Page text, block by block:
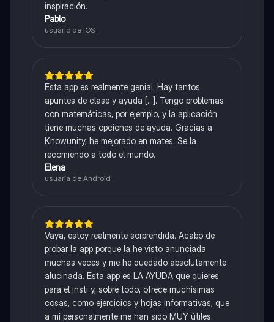
inspiración.
Pablo
usuario de iOS
Esta app es realmente genial. Hay tantos
apuntes de clase y ayuda [...]. Tengo problemas
con matemáticas, por ejemplo, y la aplicación
tiene muchas opciones de ayuda. Gracias a
Knowunity, he mejorado en mates. Se la
recomiendo a todo el mundo.
Elena
usuaria de Android
Vaya, estoy realmente sorprendida. Acabo de
probar la app porque la he visto anunciada
muchas veces y me he quedado absolutamente
alucinada. Esta app es LA AYUDA que quieres
para el insti y, sobre todo, ofrece muchísimas
cosas, como ejercicios y hojas informativas, que
a mí personalmente me han sido MUY útiles.